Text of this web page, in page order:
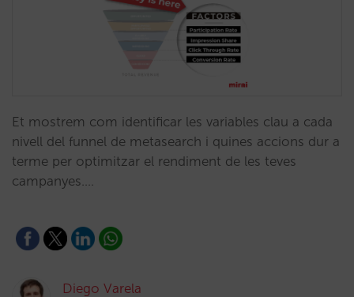
Et mostrem com identificar les variables clau a cada
nivell del funnel de metasearch i quines accions dur a
terme per optimitzar el rendiment de les teves
campanyes.…
Diego Varela